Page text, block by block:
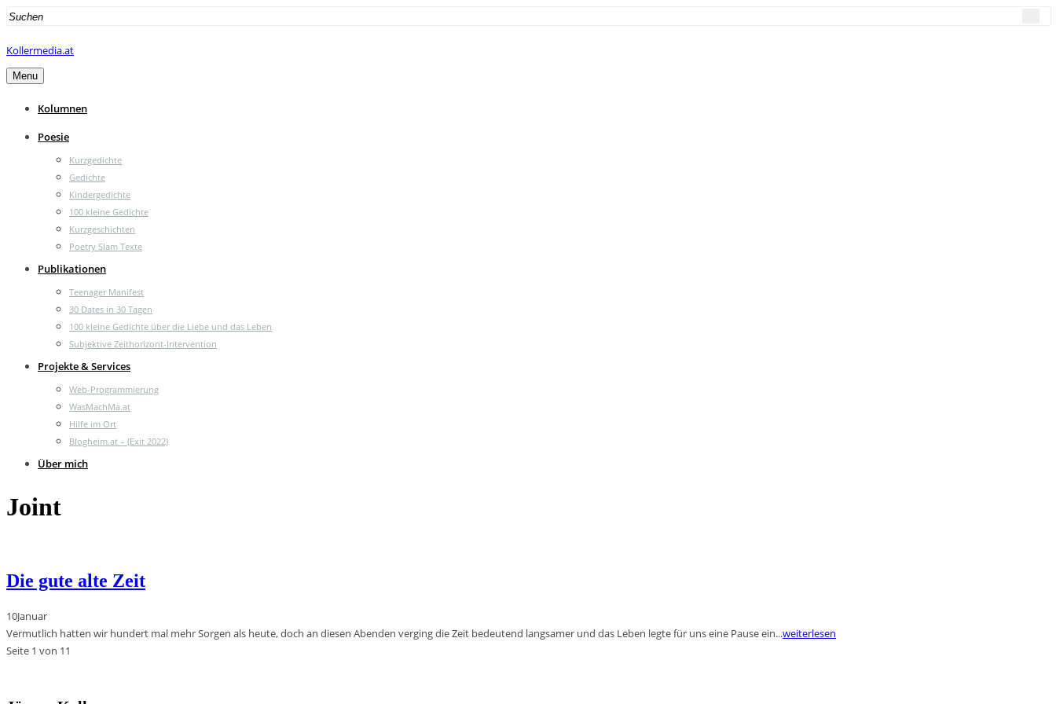
Search
Kollermedia.at
Menu
Kolumnen
Poesie
Kurzgedichte
Gedichte
Kindergedichte
100 kleine Gedichte
Kurzgeschichten
Poetry Slam Texte
Publikationen
Teenager Manifest
30 Dates in 30 Tagen
100 kleine Gedichte über die Liebe und das Leben
Subjektive Zeithorizont-Intervention
Projekte & Services
Web-Programmierung
WasMachMa.at
Hilfe im Ort
Blogheim.at – (Exit 2022)
Über mich
Joint
Die gute alte Zeit
10Januar
Vermutlich hatten wir hundert mal mehr Sorgen als heute, doch an diesen Abenden verging die Zeit bedeutend langsamer und das Leben legte für uns eine Pause ein...weiterlesen
Seite 1 von 11